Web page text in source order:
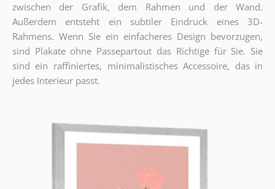
zwischen der Grafik, dem Rahmen und der Wand.
Außerdem entsteht ein subtiler Eindruck eines 3D-
Rahmens. Wenn Sie ein einfacheres Design bevorzugen,
sind Plakate ohne Passepartout das Richtige für Sie. Sie
sind ein raffiniertes, minimalistisches Accessoire, das in
jedes Interieur passt.